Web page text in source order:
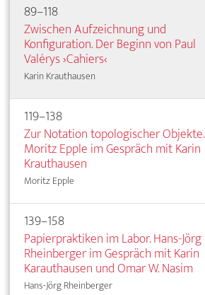
89–118
Zwischen Aufzeichnung und
Konfiguration. Der Beginn von Paul
Valérys ›Cahiers‹
Karin Krauthausen
119–138
Zur Notation topologischer Objekte.
Moritz Epple im Gespräch mit Karin
Krauthausen
Moritz Epple
139–158
Papierpraktiken im Labor. Hans-Jörg
Rheinberger im Gespräch mit Karin
Karauthausen und Omar W. Nasim
Hans-Jörg Rheinberger